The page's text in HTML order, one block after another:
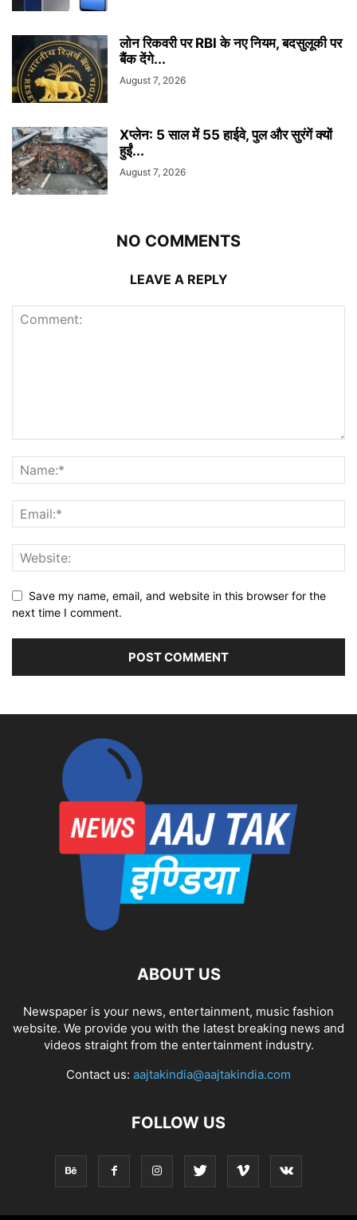
लोन रिकवरी पर RBI के नए नियम, बदसुलूकी पर
बैंक देंगे...
August 7, 2026
Xप्लेन: 5 साल में 55 हाईवे, पुल और सुरंगें क्यों
हुईं...
August 7, 2026
NO COMMENTS
LEAVE A REPLY
Save my name, email, and website in this browser for the
next time I comment.
ABOUT US
Newspaper is your news, entertainment, music fashion
website. We provide you with the latest breaking news and
videos straight from the entertainment industry.
Contact us: aajtakindia@aajtakindia.com
FOLLOW US